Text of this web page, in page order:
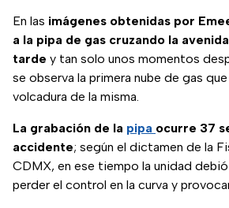
En las imágenes obtenidas por
a la pipa de gas cruzando la
tarde y tan solo unos momentos
se observa la primera nube de gas
volcadura de la misma.
La grabación de la pipa ocurre 37
accidente; según el dictamen de la
CDMX, en ese tiempo la unidad debió
perder el control en la curva y